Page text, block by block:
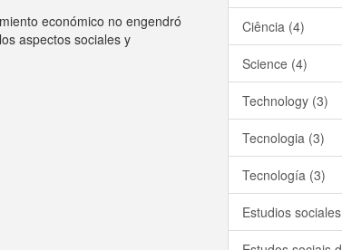
económico no engendró
aspectos sociales y
Ciência (4)
Science (4)
Technology (3)
Tecnologia (3)
Tecnología (3)
Estudios